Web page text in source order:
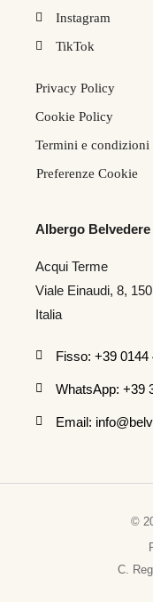
Instagram
TikTok
Privacy Policy
Cookie Policy
Termini e condizioni
Preferenze Cookie
Albergo Belvedere
Acqui Terme
Viale Einaudi, 8,
Italia
Fisso: +39 0144
WhatsApp: +39
Email:
©
C.